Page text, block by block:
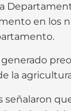
en los
la
señalaron